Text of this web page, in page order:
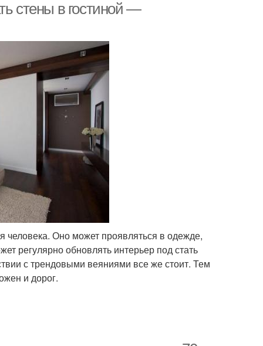
стены в гостиной —
Оно может проявляться в одежде,
регулярно обновлять интерьер под стать
с трендовыми веяниями все же стоит. Тем
и дорог.